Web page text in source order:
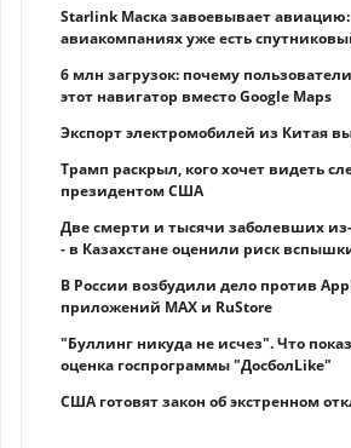
Starlink Маска завоевывает
авиакомпаниях уже есть
6 млн загрузок: почему
этот навигатор вместо Google Maps
Экспорт электромобилей из Китая
Трамп раскрыл, кого хочет видеть
президентом США
Две смерти и тысячи заболевших
- в Казахстане оценили риск
В России возбудили дело против
приложений MAX и RuStore
"Буллинг никуда не исчез". Что
оценка госпрограммы "ДосболLike"
США готовят закон об экстренном